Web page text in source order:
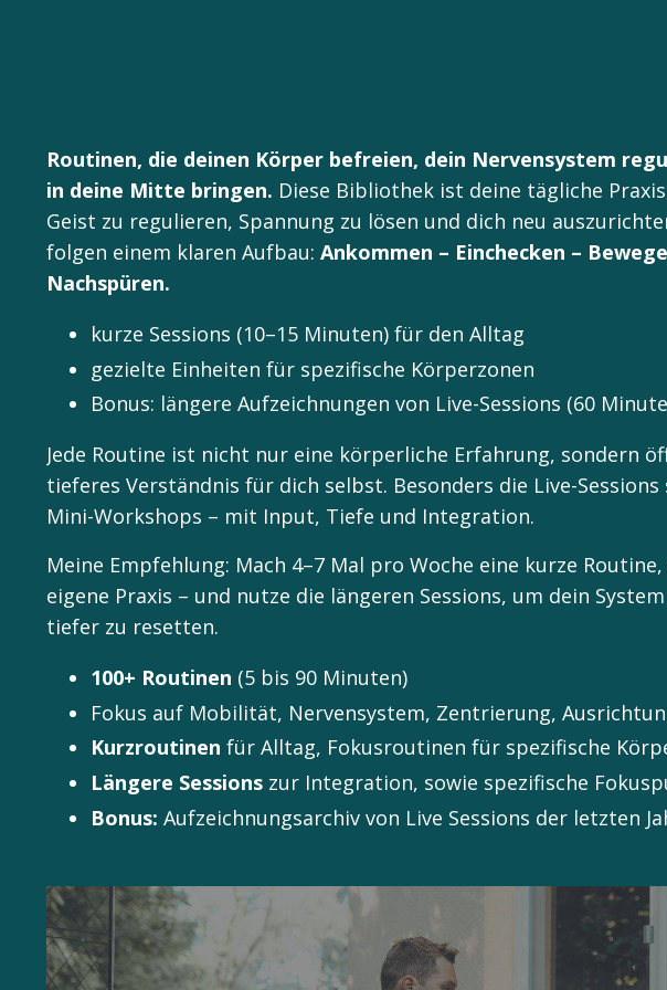
Routinen, die deinen Körper befreien, dein Nervensystem
in deine Mitte bringen. Diese Bibliothek ist deine tägliche
Geist zu regulieren, Spannung zu lösen und dich neu
folgen einem klaren Aufbau: Ankommen – Einchecken –
Nachspüren.
kurze Sessions (10–15 Minuten) für den Alltag
gezielte Einheiten für spezifische Körperzonen
Bonus: längere Aufzeichnungen von Live-Sessions (60
Jede Routine ist nicht nur eine körperliche Erfahrung, sondern
tieferes Verständnis für dich selbst. Besonders die Live-
Mini-Workshops – mit Input, Tiefe und Integration.
Meine Empfehlung: Mach 4–7 Mal pro Woche eine kurze
eigene Praxis – und nutze die längeren Sessions, um dein
tiefer zu resetten.
100+ Routinen (5 bis 90 Minuten)
Fokus auf Mobilität, Nervensystem, Zentrierung,
Kurzroutinen für Alltag, Fokusroutinen für spezifische
Längere Sessions zur Integration, sowie spezifische
Bonus: Aufzeichnungsarchiv von Live Sessions der letzten